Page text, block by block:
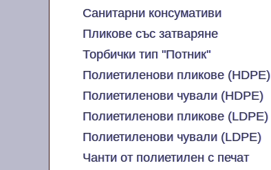
Санитарни консумативи
Пликове със затваряне
Торбички тип "Потник"
Полиетиленови пликове (HDPE)
Полиетиленови чували (HDPE)
Полиетиленови пликове (LDPE)
Полиетиленови чували (LDPE)
Чанти от полиетилен с печат